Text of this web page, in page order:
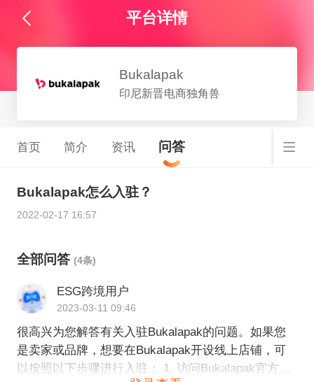
平台详情
Bukalapak
印尼新晋电商独角兽
首页 简介 资讯 问答
Bukalapak怎么入驻？
2022-02-17 16:57
全部问答 (4条)
ESG跨境用户
2023-03-11 09:46
很高兴为您解答有关入驻Bukalapak的问题。如果您
是卖家或品牌，想要在Bukalapak开设线上店铺，可
以按照以下步骤进行入驻： 1. 访问Bukalapak官方网